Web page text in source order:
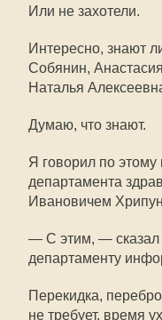
Или не захотели.
Интересно, знают
Собянин,
Наталья
Думаю, что знают.
Я говорил по этому
департамента
Ивановичем
— С этим, —
департаменту
Перекидка,
не требует, время